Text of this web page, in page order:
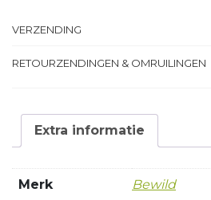
VERZENDING
RETOURZENDINGEN & OMRUILINGEN
Extra informatie
Merk Bewild